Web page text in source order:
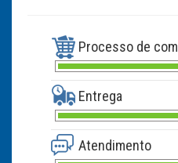
Processo de
Entrega
Atendimento